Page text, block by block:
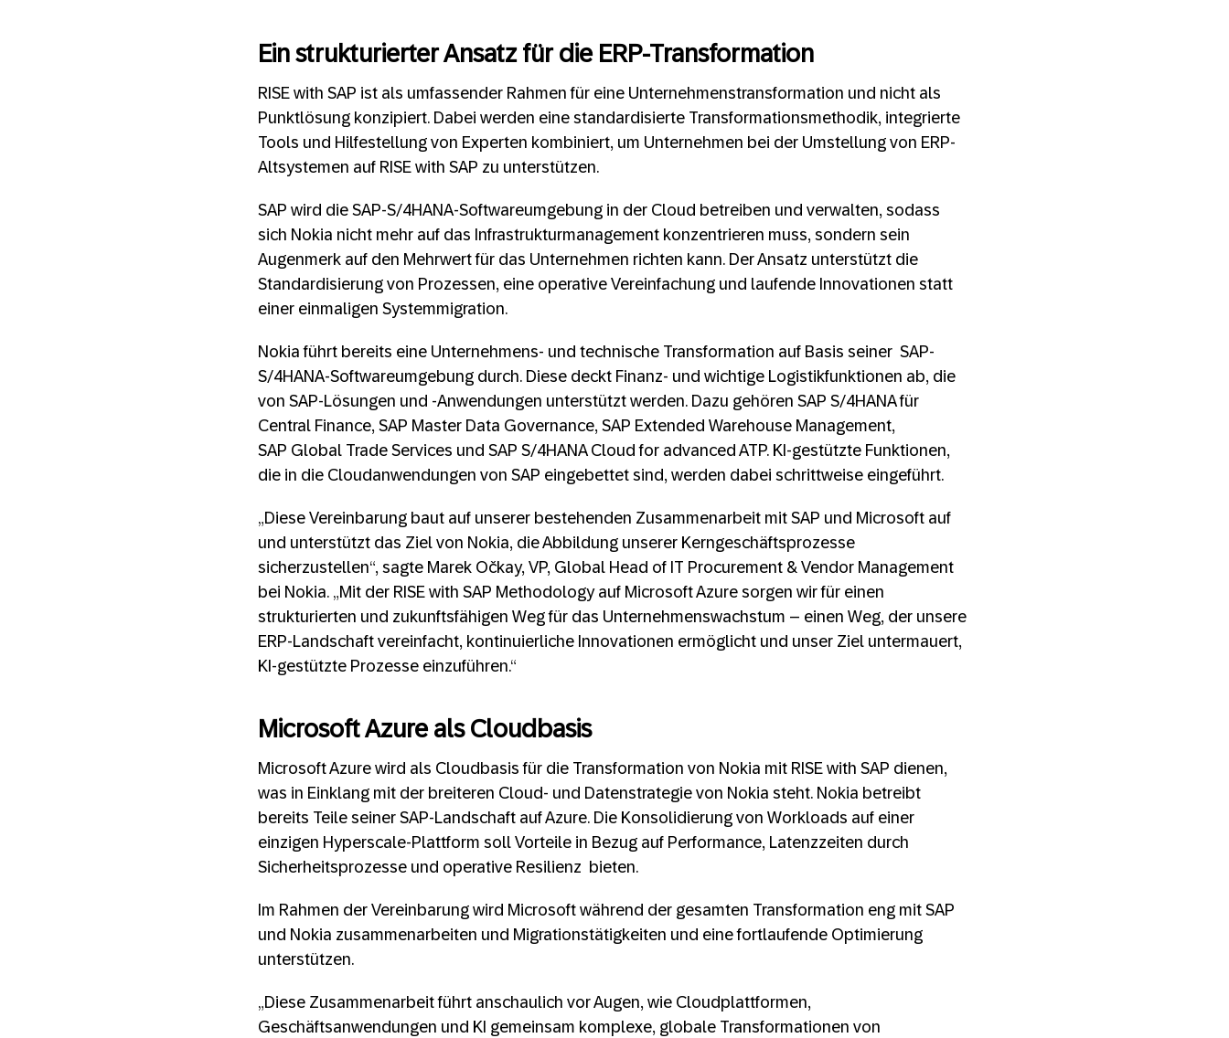
Ein strukturierter Ansatz für die ERP-Transformation
RISE with SAP ist als umfassender Rahmen für eine Unternehmenstransformation und nicht als
Punktlösung konzipiert. Dabei werden eine standardisierte Transformationsmethodik, integrierte
Tools und Hilfestellung von Experten kombiniert, um Unternehmen bei der Umstellung von ERP-
Altsystemen auf RISE with SAP zu unterstützen.
SAP wird die SAP-S/4HANA-Softwareumgebung in der Cloud betreiben und verwalten, sodass
sich Nokia nicht mehr auf das Infrastrukturmanagement konzentrieren muss, sondern sein
Augenmerk auf den Mehrwert für das Unternehmen richten kann. Der Ansatz unterstützt die
Standardisierung von Prozessen, eine operative Vereinfachung und laufende Innovationen statt
einer einmaligen Systemmigration.
Nokia führt bereits eine Unternehmens- und technische Transformation auf Basis seiner SAP-
S/4HANA-Softwareumgebung durch. Diese deckt Finanz- und wichtige Logistikfunktionen ab, die
von SAP-Lösungen und ‑Anwendungen unterstützt werden. Dazu gehören SAP S/4HANA für
Central Finance, SAP Master Data Governance, SAP Extended Warehouse Management,
SAP Global Trade Services und SAP S/4HANA Cloud for advanced ATP. KI-gestützte Funktionen,
die in die Cloudanwendungen von SAP eingebettet sind, werden dabei schrittweise eingeführt.
„Diese Vereinbarung baut auf unserer bestehenden Zusammenarbeit mit SAP und Microsoft auf
und unterstützt das Ziel von Nokia, die Abbildung unserer Kerngeschäftsprozesse
sicherzustellen“, sagte Marek Očkay, VP, Global Head of IT Procurement & Vendor Management
bei Nokia. „Mit der RISE with SAP Methodology auf Microsoft Azure sorgen wir für einen
strukturierten und zukunftsfähigen Weg für das Unternehmenswachstum – einen Weg, der unsere
ERP-Landschaft vereinfacht, kontinuierliche Innovationen ermöglicht und unser Ziel untermauert,
KI-gestützte Prozesse einzuführen.“
Microsoft Azure als Cloudbasis
Microsoft Azure wird als Cloudbasis für die Transformation von Nokia mit RISE with SAP dienen,
was in Einklang mit der breiteren Cloud- und Datenstrategie von Nokia steht. Nokia betreibt
bereits Teile seiner SAP-Landschaft auf Azure. Die Konsolidierung von Workloads auf einer
einzigen Hyperscale-Plattform soll Vorteile in Bezug auf Performance, Latenzzeiten durch
Sicherheitsprozesse und operative Resilienz bieten.
Im Rahmen der Vereinbarung wird Microsoft während der gesamten Transformation eng mit SAP
und Nokia zusammenarbeiten und Migrationstätigkeiten und eine fortlaufende Optimierung
unterstützen.
„Diese Zusammenarbeit führt anschaulich vor Augen, wie Cloudplattformen,
Geschäftsanwendungen und KI gemeinsam komplexe, globale Transformationen von